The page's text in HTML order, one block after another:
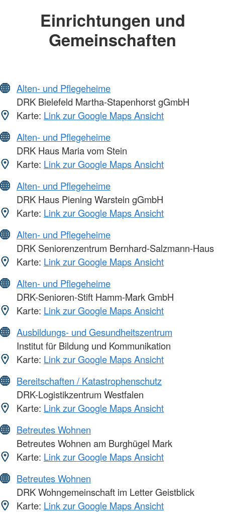
Einrichtungen und
Gemeinschaften
Alten- und Pflegeheime
DRK Bielefeld Martha-Stapenhorst gGmbH
Karte: Link zur Google Maps Ansicht
Alten- und Pflegeheime
DRK Haus Maria vom Stein
Karte: Link zur Google Maps Ansicht
Alten- und Pflegeheime
DRK Haus Piening Warstein gGmbH
Karte: Link zur Google Maps Ansicht
Alten- und Pflegeheime
DRK Seniorenzentrum Bernhard-Salzmann-Haus
Karte: Link zur Google Maps Ansicht
Alten- und Pflegeheime
DRK-Senioren-Stift Hamm-Mark GmbH
Karte: Link zur Google Maps Ansicht
Ausbildungs- und Gesundheitszentrum
Institut für Bildung und Kommunikation
Karte: Link zur Google Maps Ansicht
Bereitschaften / Katastrophenschutz
DRK-Logistikzentrum Westfalen
Karte: Link zur Google Maps Ansicht
Betreutes Wohnen
Betreutes Wohnen am Burghügel Mark
Karte: Link zur Google Maps Ansicht
Betreutes Wohnen
DRK Wohngemeinschaft im Letter Geistblick
Karte: Link zur Google Maps Ansicht